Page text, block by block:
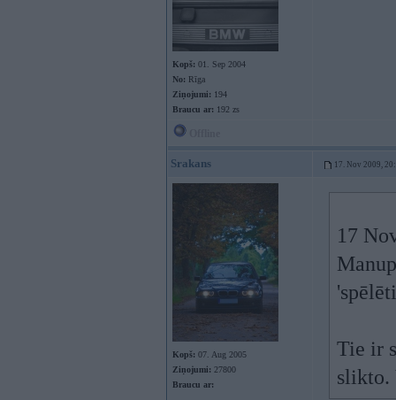
Kopš: 01. Sep 2004
No: Rīga
Ziņojumi: 194
Braucu ar: 192 zs
Srakans 17. Nov 2009,
Kopš: 07. Aug 2005
Ziņojumi: 27800
Braucu ar:
17
Tie ir
slikto.